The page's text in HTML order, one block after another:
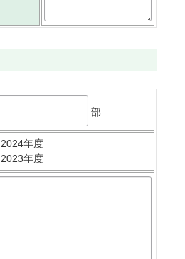
部
2024年度
2023年度